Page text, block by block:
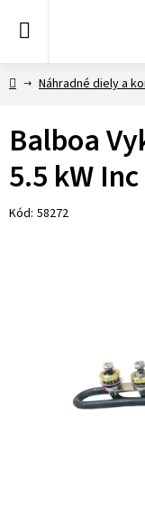
DomovNáhradné diely a
Balboa
5.5 kW
Kód: 58272